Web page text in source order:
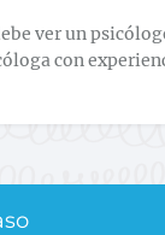
ver un
con